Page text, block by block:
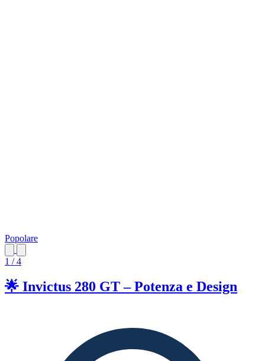
Popolare
1 / 4
🌟 Invictus 280 GT – Potenza e Design